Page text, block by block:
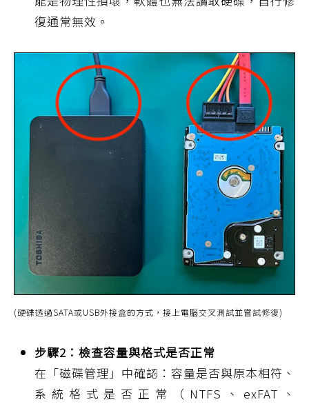
復通常無效。
(硬碟透過SATA或USB外接盒的方式，接上電腦交叉測試並嘗試修復)
步驟2：檢查容量與格式是否正常
在「磁碟管理」中確認：容量是否與原本相符、
系統格式是否正常（NTFS、exFAT、